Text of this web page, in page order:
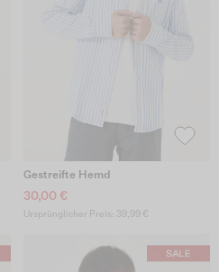
Gestreifte Hemd
30,00 €
Ursprünglicher Preis: 39,99 €